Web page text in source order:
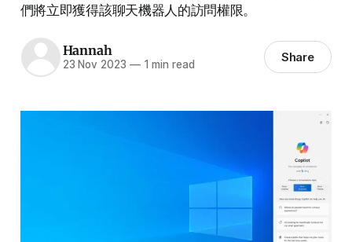
們將立即獲得該聊天機器人的訪問權限。
Hannah
23 Nov 2023 —1 min read Share